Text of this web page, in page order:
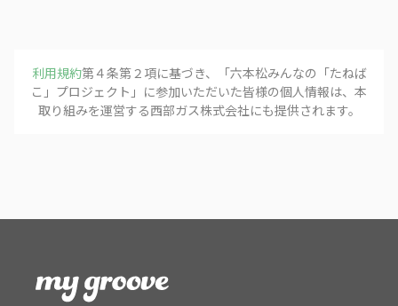
利用規約第４条第２項に基づき、「六本松みんなの「たねば
こ」プロジェクト 」に参加いただいた皆様の個人情報は、本
取り組みを運営する西部ガス株式会社にも提供されます。